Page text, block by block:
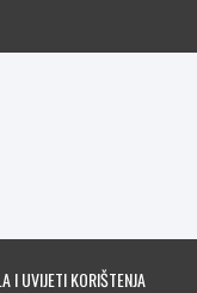
I UVIJETI KORIŠTENJA